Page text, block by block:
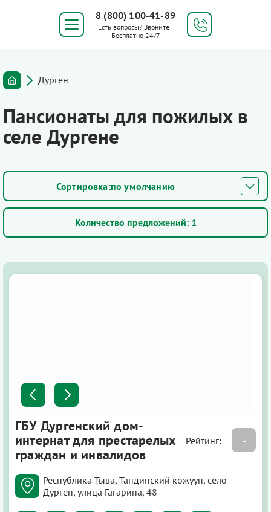
8 (800) 100-41-89
Есть вопросы? Звоните |
Бесплатно 24/7
Дурген
Пансионаты для пожилых в
селе Дургене
по умолчанию
Количество предложений: 1
ГБУ Дургенский дом-
интернат для престарелых
граждан и инвалидов
Рейтинг: -
Республика Тыва, Тандинский кожуун, село
Дурген, улица Гагарина, 48